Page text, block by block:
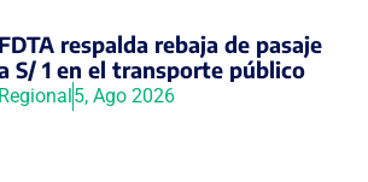
FDTA respalda rebaja de pasaje
S/ 1 en el transporte público
Regional5, Ago 2026